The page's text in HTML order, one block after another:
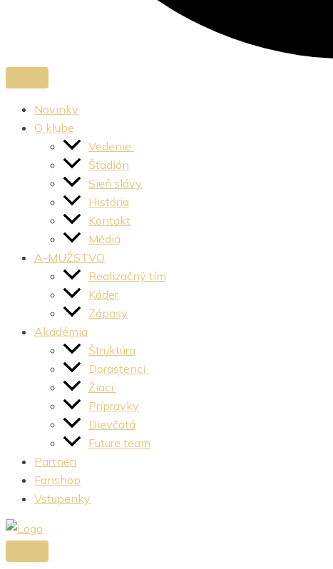
Novinky
O klube
Vedenie
Štadión
Sieň slávy
História
Kontakt
Médiá
A-MUŽSTVO
Realizačný tím
Káder
Zápasy
Akadémia
Štruktúra
Dorastenci
Žiaci
Prípravky
Dievčatá
Future team
Partneri
Fanshop
Vstupenky